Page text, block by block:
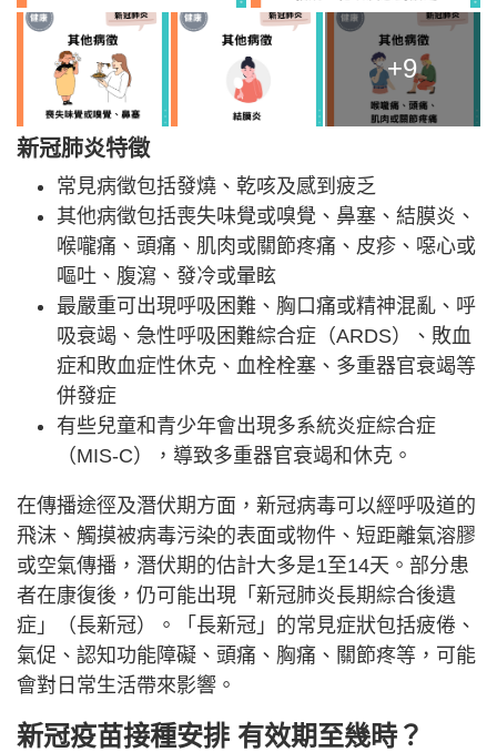
+9
新冠肺炎特徵
常見病徵包括發燒、乾咳及感到疲乏
其他病徵包括喪失味覺或嗅覺、鼻塞、結膜炎、
喉嚨痛、頭痛、肌肉或關節疼痛、皮疹、噁心或
嘔吐、腹瀉、發冷或暈眩
最嚴重可出現呼吸困難、胸口痛或精神混亂、呼
吸衰竭、急性呼吸困難綜合症（ARDS）、敗血
症和敗血症性休克、血栓栓塞、多重器官衰竭等
併發症
有些兒童和青少年會出現多系統炎症綜合症
（MIS-C），導致多重器官衰竭和休克。
在傳播途徑及潛伏期方面，新冠病毒可以經呼吸道的
飛沫、觸摸被病毒污染的表面或物件、短距離氣溶膠
或空氣傳播，潛伏期的估計大多是1至14天。部分患
者在康復後，仍可能出現「新冠肺炎長期綜合後遺
症」（長新冠）。「長新冠」的常見症狀包括疲倦、
氣促、認知功能障礙、頭痛、胸痛、關節疼等，可能
會對日常生活帶來影響。
新冠疫苗接種安排 有效期至幾時？